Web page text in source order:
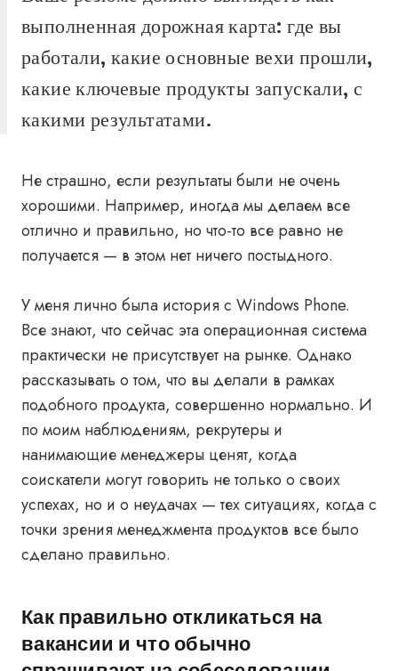
выполненная дорожная карта: где вы
работали, какие основные вехи прошли,
какие ключевые продукты запускали, с
какими результатами.
Не страшно, если результаты были не очень
хорошими. Например, иногда мы делаем все
отлично и правильно, но что-то все равно не
получается — в этом нет ничего постыдного.
У меня лично была история с Windows Phone.
Все знают, что сейчас эта операционная система
практически не присутствует на рынке. Однако
рассказывать о том, что вы делали в рамках
подобного продукта, совершенно нормально. И
по моим наблюдениям, рекрутеры и
нанимающие менеджеры ценят, когда
соискатели могут говорить не только о своих
успехах, но и о неудачах — тех ситуациях, когда с
точки зрения менеджмента продуктов все было
сделано правильно.
Как правильно откликаться на
вакансии и что обычно